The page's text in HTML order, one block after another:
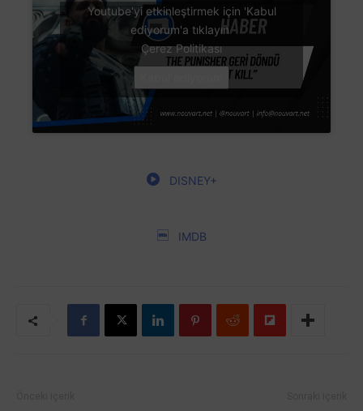
Youtube'yi etkinleştirmek için 'Kabul
ediyorum'a tıklayın
Çerez Politikası
DISNEY+
IMDB